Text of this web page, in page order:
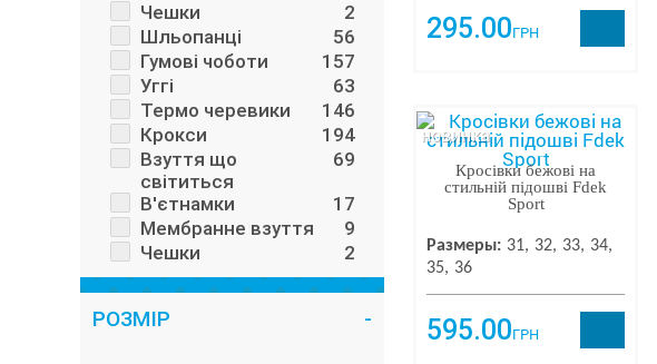
Чешки
2
Шльопанці
56
Гумові чоботи
157
Уггі
63
Термо черевики
146
Крокси
194
Взуття що
світиться
69
В'єтнамки
17
Мембранне взуття
9
Чешки
2
РОЗМІР
295.00ГРН
Кросівки бежові на
стильній підошві Fdek
Sport
Размеры: 31 32 33
34
35
36
595.00ГРН
новинка